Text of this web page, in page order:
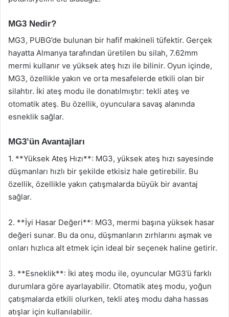
MG3 Nedir?
MG3, PUBG’de bulunan bir hafif makineli tüfektir. Gerçek
hayatta Almanya tarafından üretilen bu silah, 7.62mm
mermi kullanır ve yüksek ateş hızı ile bilinir. Oyun içinde,
MG3, özellikle yakın ve orta mesafelerde etkili olan bir
silahtır. İki ateş modu ile donatılmıştır: tekli ateş ve
otomatik ateş. Bu özellik, oyunculara savaş alanında
esneklik sağlar.
MG3’ün Avantajları
1. **Yüksek Ateş Hızı**: MG3, yüksek ateş hızı sayesinde
düşmanları hızlı bir şekilde etkisiz hale getirebilir. Bu
özellik, özellikle yakın çatışmalarda büyük bir avantaj
sağlar.
2. **İyi Hasar Değeri**: MG3, mermi başına yüksek hasar
değeri sunar. Bu da onu, düşmanların zırhlarını aşmak ve
onları hızlıca alt etmek için ideal bir seçenek haline getirir.
3. **Esneklik**: İki ateş modu ile, oyuncular MG3’ü farklı
durumlara göre ayarlayabilir. Otomatik ateş modu, yoğun
çatışmalarda etkili olurken, tekli ateş modu daha hassas
atışlar için kullanılabilir.